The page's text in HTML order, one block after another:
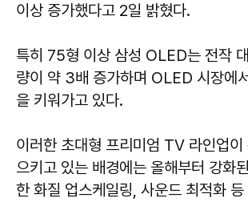
이상 증가했다고 2일 밝혔다.
특히 75형 이상 삼성 OLED는 전작
량이 약 3배 증가하며 OLED 시장에
을 키워가고 있다.
이러한 초대형 프리미엄 TV 라인업이
으키고 있는 배경에는 올해부터 강화
한 화질 업스케일링, 사운드 최적화